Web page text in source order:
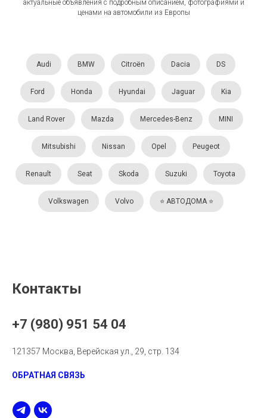
актуальные объявления с подробным описанием, фотографиями и
ценами на автомобили из Европы
Audi BMW Citroën Dacia DS
Ford Honda Hyundai Jaguar Kia
Land Rover Mazda Mercedes-Benz MINI
Mitsubishi Nissan Opel Peugeot
Renault Seat Skoda Suzuki Toyota
Volkswagen Volvo ⭐️ АВТОДОМА ⭐️
Контакты
+7 (980) 951 54 04
121357 Москва, Верейская ул., 29, стр. 134
ОБРАТНАЯ СВЯЗЬ